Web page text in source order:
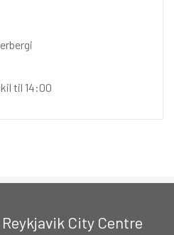
til 14:00
City Centre